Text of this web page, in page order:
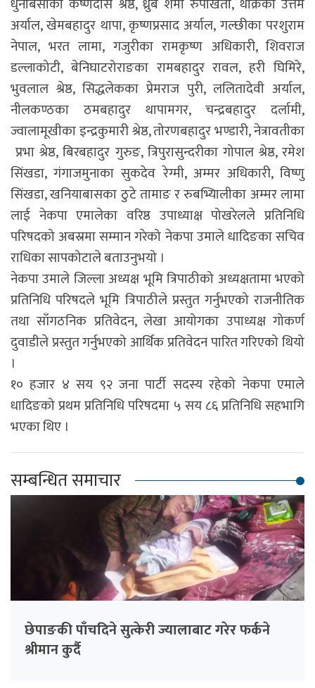
अर्याल, खेमबहादुर थापा, कृष्णप्रसाद अर्याल, गल्छीका परशुराम
नेपाल, भरत लामा, गजुरीका रामकृष्ण अधिकारी, शिवराज
डल्लाकोटी, बेनिघाटरोराङका रामबहादुर रावल, हरी घिमिरे,
भुवलाल श्रेष्ठ, सिद्धलेकका प्रेमराज पुरी, ललितादेवी अर्याल,
नीलकण्ठका ठमबहादुर थापामगर, चन्द्रबहादुर दर्लामी,
ज्वालामूखीका इन्द्रकुमारी श्रेष्ठ, तोरणबहादुर भण्डारी, नेत्रावतीका
प्रभा श्रेष्ठ, बिरबहादुर गुरुङ, त्रिपुरासुन्दरीका गोपाल श्रेष्ठ, रमेश
सिंखडा, गंगाजमुनाका सुकदेव रेग्मी, अम्मर अधिकारी, विष्णु
सिंखडा, खनियाबासका ठुटे तामाङ र रुबभ्यिालीका अम्मर लामा
लाई नेकपा एमालेका वरिष्ठ उपाध्याक्ष पोखरेलले प्रतिनिधि
परिषदको अबस्रमा सम्मान गरेको नेकपा उमाले धादिङका सचिव
राधिका सापकोटाले बताउनुभयो ।
नेकपा उमाले जिल्ला अध्यक्ष भूमि त्रिपाठीको अध्यक्षतामा भएको
प्रतिनिधि परिषदले भूमि त्रिपाठीले प्रस्तुत गर्नुभएको राजनीतिक
तथा साँगठनिक प्रतिवेदन, लेखा आयोगका उपाध्यक्ष गोकर्ण
दुवाडीले प्रस्तुत गर्नुभएको आर्थिक प्रतिवेदन पारित गरिएको थियो
।
१० हजार ४ सय ९२ जना पार्टी सदस्य रहेको नेकपा एमाले
धादिङको प्रथम प्रतिनिधि परिषदमा ५ सय ८६ प्रतिनिधि सहभागि
भएका थिए ।
सम्बन्धित समाचार
छेपाङकी पाँचदिने सुत्केरी ज्यालाबाट गरेर फर्कने
श्रीमान कुर्दै